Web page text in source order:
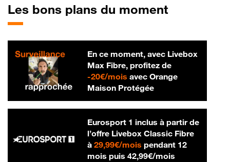
Les bons plans du moment
En ce moment, avec Livebox
Max Fibre, profitez de
-20€/mois20 € par mois
avec Orange
Maison Protégée
Eurosport 1 inclus à partir de
l’offre Livebox Classic Fibre
à 29,99€/mois29,99 € par mois
pendant 12
mois puis 42,99€/mois42,99 € par